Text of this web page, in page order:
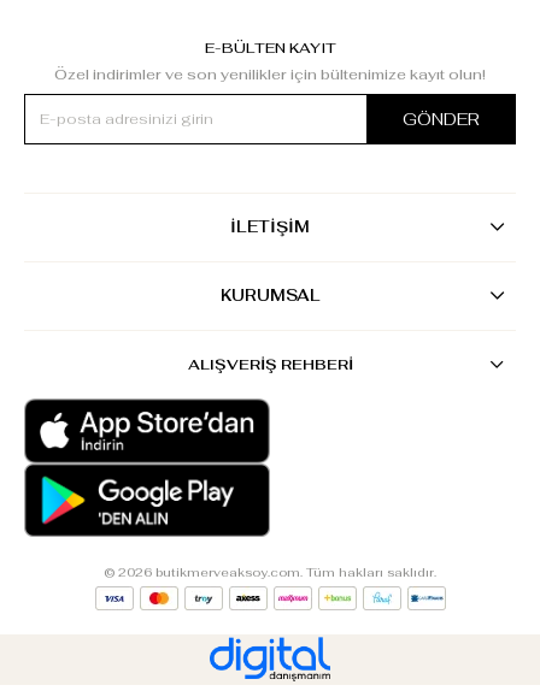
E-BÜLTEN KAYIT
Özel indirimler ve son yenilikler için bültenimize kayıt olun!
GÖNDER
İLETİŞİM
KURUMSAL
ALIŞVERİŞ REHBERİ
© 2026 butikmerveaksoy.com. Tüm hakları saklıdır.